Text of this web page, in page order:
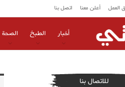
العمل أعلن معنا اتصل بنا
أخبار الطبخ الصحة
للاتصال بنا